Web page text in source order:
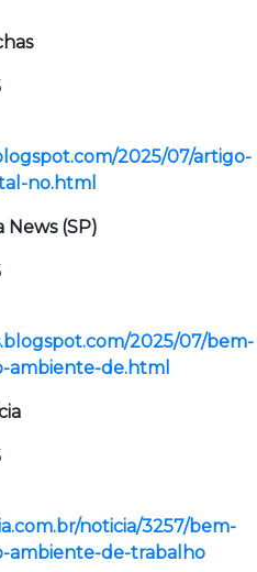
2025/07/artigo-
no.html
News (SP)
2025/07/bem-
ambiente-de.html
noticia/3257/bem-
ambiente-de-trabalho